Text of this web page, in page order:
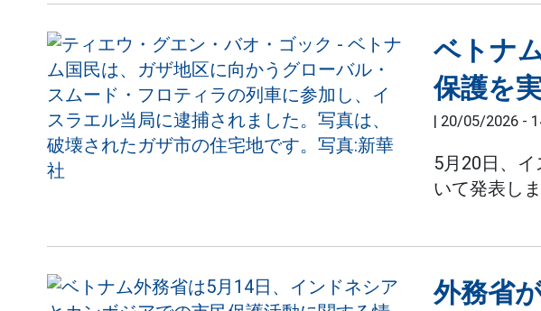
ベトナ
保護を
20/05/2026 -
5月20日、
いて発表しま
外務省